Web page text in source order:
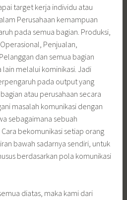
target kerja individu atau
Perusahaan kemampuan
pada semua bagian. Produksi,
Penjualan,
dan semua bagian
melalui kominikasi. Jadi
pada output yang
atau perusahaan secara
masalah komunikasi dengan
sebagaimana sebuah
bekomunikasi setiap orang
bawah sadarnya sendiri, untuk
berdasarkan pola komunikasi
diatas, maka kami dari